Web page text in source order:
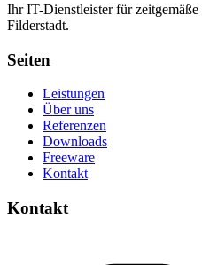
Ihr IT-Dienstleister für
Filderstadt.
Seiten
Leistungen
Über uns
Referenzen
Downloads
Freeware
Kontakt
Kontakt